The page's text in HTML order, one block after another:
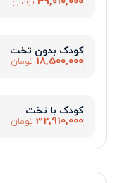
کودک بدون تخت
18,500,000 تومان
کودک با تخت
32,910,000 تومان